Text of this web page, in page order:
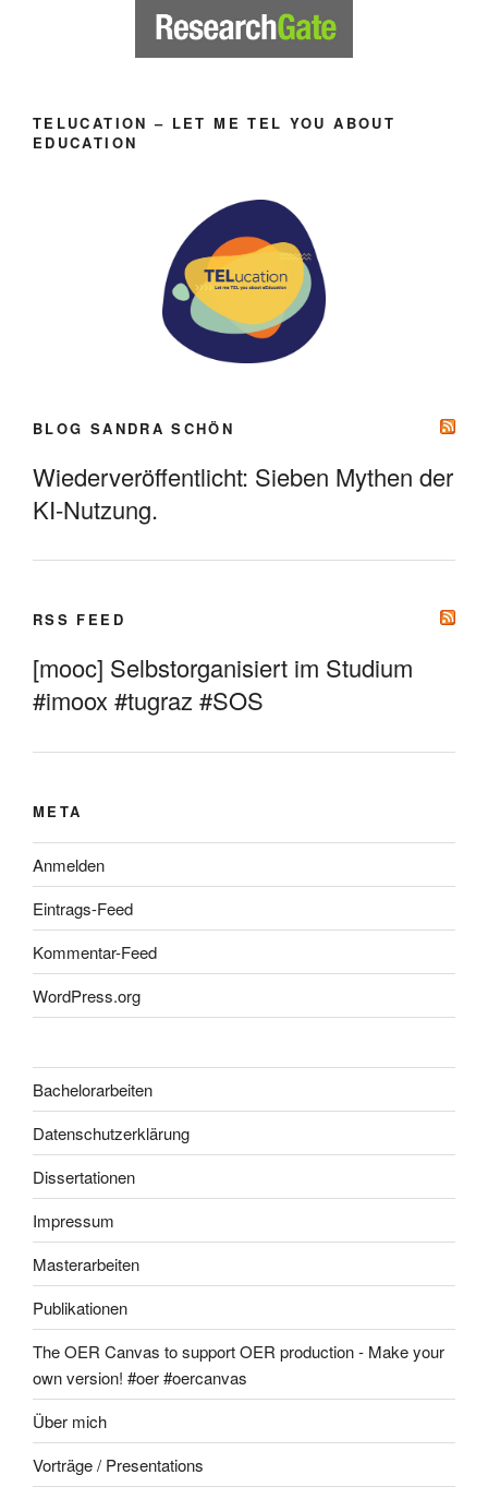
TELUCATION – LET ME TEL YOU ABOUT
EDUCATION
BLOG SANDRA SCHÖN
Wiederveröffentlicht: Sieben Mythen der
KI-Nutzung.
RSS FEED
[mooc] Selbstorganisiert im Studium
#imoox #tugraz #SOS
META
Anmelden
Eintrags-Feed
Kommentar-Feed
WordPress.org
Bachelorarbeiten
Datenschutzerklärung
Dissertationen
Impressum
Masterarbeiten
Publikationen
The OER Canvas to support OER production - Make your
own version! #oer #oercanvas
Über mich
Vorträge / Presentations